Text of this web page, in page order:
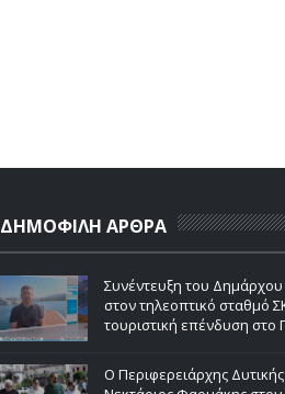
ΔΗΜΟΦΙΛΗ ΑΡΘΡΑ
Συνέντευξη του
στον τηλεοπτικό σταθμό
τουριστική επένδυση στο
Ο Περιφερειάρχης